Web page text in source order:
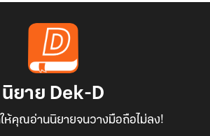
นิยาย Dek-D
ห้คุณอ่านนิยายจนวางมือถือไม่ลง!